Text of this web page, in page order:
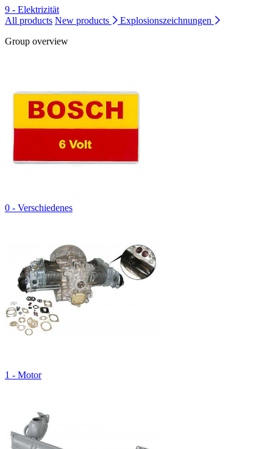
9 - Elektrizität
All products New products
Explosionszeichnungen
Group overview
0 - Verschiedenes
1 - Motor